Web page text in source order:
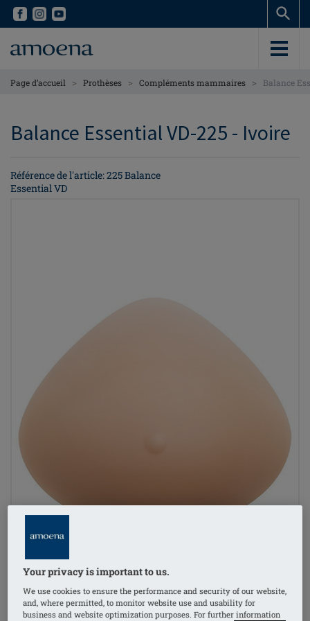
Skip
content
Skip
content
Page d’accueil > Prothèses > Compléments mammaires > Balance
Balance Essential VD-225 - Ivoire
Référence de l'article: 225 Balance
Essential VD
1/3
Your privacy is important to us.
We use cookies to ensure the performance and security of our website,
and, where permitted, to monitor website use and usability for
business and website optimization purposes. For further information